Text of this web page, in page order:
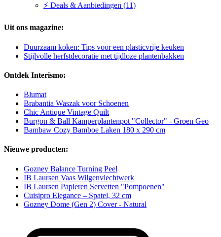
⚡ Deals & Aanbiedingen (11)
Uit ons magazine:
Duurzaam koken: Tips voor een plasticvrije keuken
Stijlvolle herfstdecoratie met tijdloze plantenbakken
Ontdek Interismo:
Blumat
Brabantia Waszak voor Schoenen
Chic Antique Vintage Quilt
Burgon & Ball Kamperplantenpot "Collector" - Groen Geo
Bambaw Cozy Bamboe Laken 180 x 290 cm
Nieuwe producten:
Gozney Balance Turning Peel
IB Laursen Vaas Wilgenvlechtwerk
IB Laursen Papieren Servetten "Pompoenen"
Cuisipro Elegance – Spatel, 32 cm
Gozney Dome (Gen 2) Cover - Natural